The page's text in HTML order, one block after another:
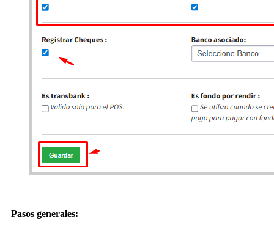
Pasos generales: